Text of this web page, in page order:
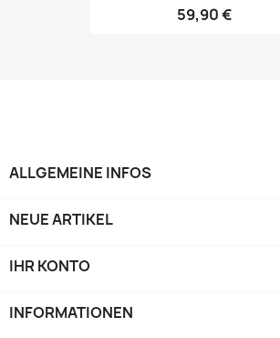
59,90 €
ALLGEMEINE INFOS
NEUE ARTIKEL
IHR KONTO
INFORMATIONEN